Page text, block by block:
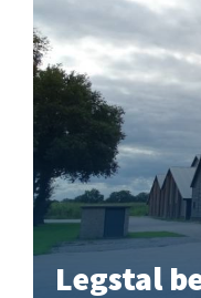
Legstal